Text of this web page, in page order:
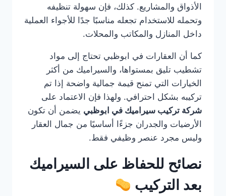
الأذواق والمشاريع. كذلك، فإن سهولة تنظيفه
وتحمله للاستخدام تجعله مناسبًا جدًا للأجواء العملية
داخل المنازل والمكاتب والمحلات.
كما أن العقارات في ابوظبي تحتاج إلى مواد
تشطيب تليق بمستواها، والسيراميك من أكثر
الخيارات التي تمنح قيمة جمالية واضحة إذا تم
تركيبه بشكل احترافي. ولهذا فإن الاعتماد على
شركة تركيب سيراميك في ابوظبي يضمن أن تكون
الأرضيات والجدران جزءًا أساسيًا من جمال العقار
وليس مجرد عنصر وظيفي فقط.
نصائح للحفاظ على السيراميك
بعد التركيب